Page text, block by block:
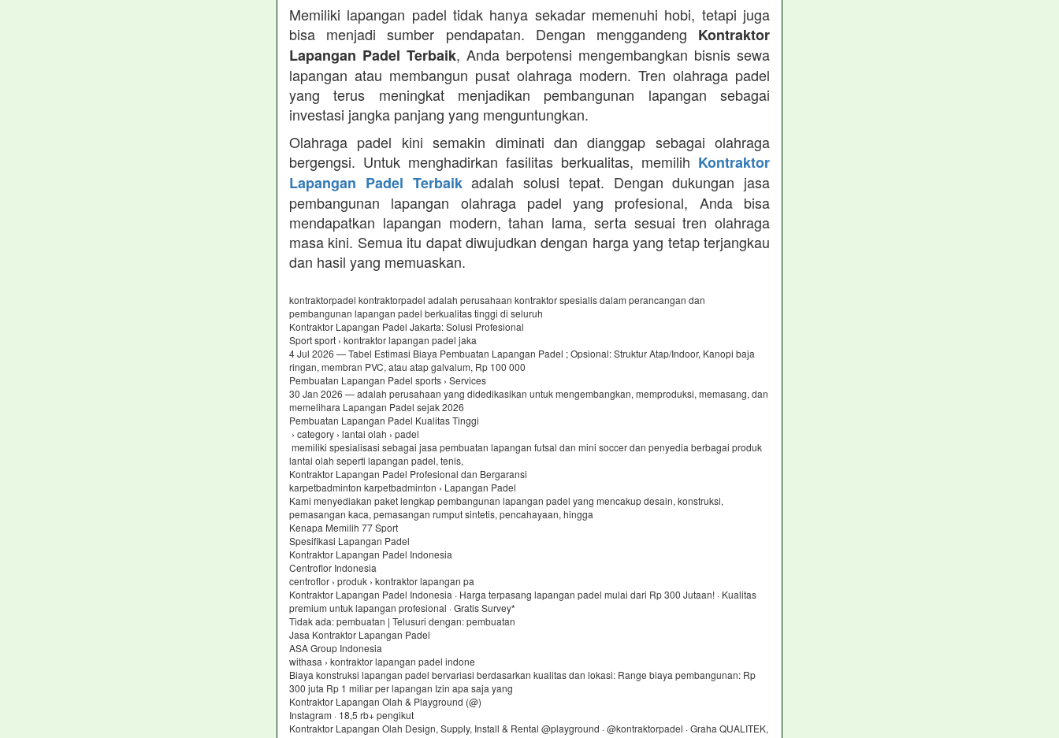
Memiliki lapangan padel tidak hanya sekadar memenuhi hobi, tetapi juga
bisa menjadi sumber pendapatan. Dengan menggandeng Kontraktor
Lapangan Padel Terbaik, Anda berpotensi mengembangkan bisnis sewa
lapangan atau membangun pusat olahraga modern. Tren olahraga padel
yang terus meningkat menjadikan pembangunan lapangan sebagai
investasi jangka panjang yang menguntungkan.
Olahraga padel kini semakin diminati dan dianggap sebagai olahraga
bergengsi. Untuk menghadirkan fasilitas berkualitas, memilih Kontraktor
Lapangan Padel Terbaikadalah solusi tepat. Dengan dukungan jasa
pembangunan lapangan olahraga padel yang profesional, Anda bisa
mendapatkan lapangan modern, tahan lama, serta sesuai tren olahraga
masa kini. Semua itu dapat diwujudkan dengan harga yang tetap terjangkau
dan hasil yang memuaskan.
kontraktorpadel kontraktorpadel adalah perusahaan kontraktor spesialis dalam perancangan dan
pembangunan lapangan padel berkualitas tinggi di seluruh
Kontraktor Lapangan Padel Jakarta: Solusi Profesional
Sport sport › kontraktor lapangan padel jaka
4 Jul 2026 — Tabel Estimasi Biaya Pembuatan Lapangan Padel ; Opsional: Struktur Atap/Indoor, Kanopi baja
ringan, membran PVC, atau atap galvalum, Rp 100 000
Pembuatan Lapangan Padel sports › Services
30 Jan 2026 — adalah perusahaan yang didedikasikan untuk mengembangkan, memproduksi, memasang, dan
memelihara Lapangan Padel sejak 2026
Pembuatan Lapangan Padel Kualitas Tinggi
› category › lantai olah › padel
memiliki spesialisasi sebagai jasa pembuatan lapangan futsal dan mini soccer dan penyedia berbagai produk
lantai olah seperti lapangan padel, tenis,
Kontraktor Lapangan Padel Profesional dan Bergaransi
karpetbadminton karpetbadminton › Lapangan Padel
Kami menyediakan paket lengkap pembangunan lapangan padel yang mencakup desain, konstruksi,
pemasangan kaca, pemasangan rumput sintetis, pencahayaan, hingga
Kenapa Memilih 77 Sport
Spesifikasi Lapangan Padel
Kontraktor Lapangan Padel Indonesia
Centroflor Indonesia
centroflor › produk › kontraktor lapangan pa
Kontraktor Lapangan Padel Indonesia · Harga terpasang lapangan padel mulai dari Rp 300 Jutaan! · Kualitas
premium untuk lapangan profesional · Gratis Survey*
Tidak ada: pembuatan ‎| Telusuri dengan: pembuatan
Jasa Kontraktor Lapangan Padel
ASA Group Indonesia
withasa › kontraktor lapangan padel indone
Biaya konstruksi lapangan padel bervariasi berdasarkan kualitas dan lokasi: Range biaya pembangunan: Rp
300 juta Rp 1 miliar per lapangan Izin apa saja yang
Kontraktor Lapangan Olah & Playground (@)
Instagram · 18,5 rb+ pengikut
Kontraktor Lapangan Olah Design, Supply, Install & Rental @playground · @kontraktorpadel · Graha QUALITEK,